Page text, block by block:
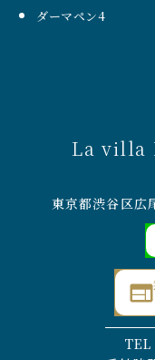
ダーマペン4
La villa
東京都渋谷区広
TEL